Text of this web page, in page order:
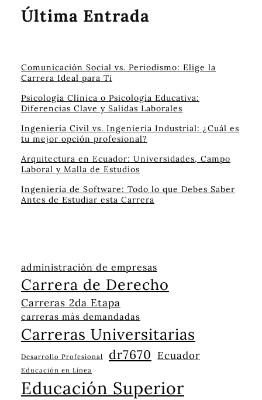
Última Entrada
Comunicación Social vs. Periodismo: Elige la
Carrera Ideal para Ti
Psicología Clínica o Psicología Educativa:
Diferencias Clave y Salidas Laborales
Ingeniería Civil vs. Ingeniería Industrial: ¿Cuál es
tu mejor opción profesional?
Arquitectura en Ecuador: Universidades, Campo
Laboral y Malla de Estudios
Ingeniería de Software: Todo lo que Debes Saber
Antes de Estudiar esta Carrera
administración de empresas
Carrera de Derecho
Carreras 2da Etapa
carreras más demandadas
Carreras Universitarias
Desarrollo Profesional dr7670 Ecuador
Educación en Línea
Educación Superior